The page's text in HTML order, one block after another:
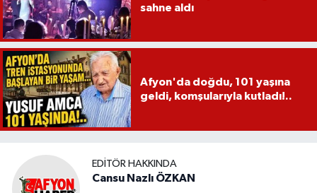
sahne aldı
Afyon'da doğdu, 101 yaşına
geldi, komşularıyla kutladı!..
EDITÖR HAKKINDA
Cansu Nazlı ÖZKAN